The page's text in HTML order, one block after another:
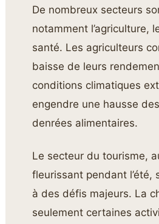
De nombreux secteurs
notamment l’agriculture,
santé. Les agriculteurs
baisse de leurs
conditions climatiques
engendre une hausse
denrées alimentaires.
Le secteur du tourisme,
fleurissant pendant l’été,
à des défis majeurs. La
seulement certaines